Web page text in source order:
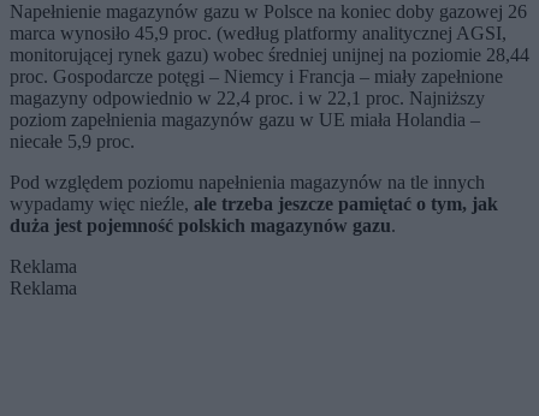
Napełnienie magazynów gazu w Polsce na koniec doby gazowej 26
marca wynosiło 45,9 proc. (według platformy analitycznej AGSI,
monitorującej rynek gazu) wobec średniej unijnej na poziomie 28,44
proc. Gospodarcze potęgi – Niemcy i Francja – miały zapełnione
magazyny odpowiednio w 22,4 proc. i w 22,1 proc. Najniższy
poziom zapełnienia magazynów gazu w UE miała Holandia –
niecałe 5,9 proc.
Pod względem poziomu napełnienia magazynów na tle innych
wypadamy więc nieźle, ale trzeba jeszcze pamiętać o tym, jak
duża jest pojemność polskich magazynów gazu.
Reklama
Reklama